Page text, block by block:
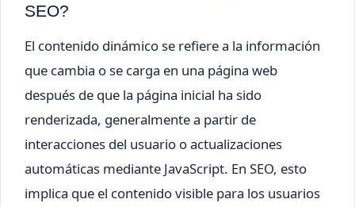
SEO?
El contenido dinámico se refiere a la información
que cambia o se carga en una página web
después de que la página inicial ha sido
renderizada, generalmente a partir de
interacciones del usuario o actualizaciones
automáticas mediante JavaScript. En SEO, esto
implica que el contenido visible para los usuarios